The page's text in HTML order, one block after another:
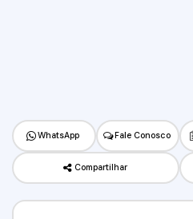
WhatsApp Fale Conosco
Compartilhar